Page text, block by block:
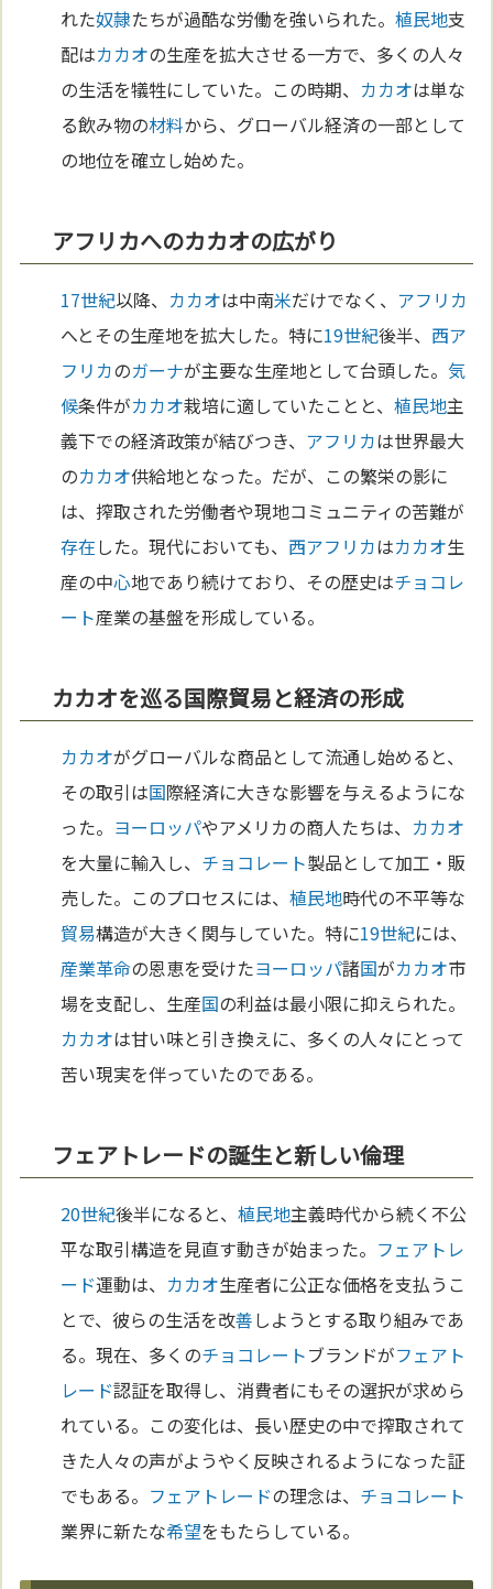
れた奴隷たちが過酷な労働を強いられた。植民地支
配はカカオの生産を拡大させる一方で、多くの人々
の生活を犠牲にしていた。この時期、 カカオは単な
る飲み物の材料から、グローバル経済の一部として
の地位を確立し始めた。
アフリカへのカカオの広がり
17世紀以降、 カカオは中南米だけでなく、 アフリカ
へとその生産地を拡大した。特に19世紀後半、 西ア
フリカのガーナが主要な生産地として台頭した。気
候条件がカカオ栽培に適していたことと、植民地主
義下での経済政策が結びつき、 アフリカは世界最大
のカカオ供給地となった。だが、この繁栄の影に
は、搾取された労働者や現地コミュニティの苦難が
存在した。現代においても、 西アフリカはカカオ生
産の中心地であり続けており、その歴史はチョコレ
ート産業の基盤を形成している。
カカオを巡る国際貿易と経済の形成
カカオがグローバルな商品として流通し始めると、
その取引は国際経済に大きな影響を与えるようにな
った。 ヨーロッパやアメリカの商人たちは、 カカオ
を大量に輸入し、 チョコレート製品として加工・販
売した。このプロセスには、植民地時代の不平等な
貿易構造が大きく関与していた。特に19世紀には、
産業革命の恩恵を受けたヨーロッパ諸国がカカオ市
場を支配し、生産国の利益は最小限に抑えられた。
カカオは甘い味と引き換えに、多くの人々にとって
苦い現実を伴っていたのである。
フェアトレードの誕生と新しい倫理
20世紀後半になると、植民地主義時代から続く不公
平な取引構造を見直す動きが始まった。 フェアトレ
ード運動は、 カカオ生産者に公正な価格を支払うこ
とで、彼らの生活を改善しようとする取り組みであ
る。現在、多くのチョコレートブランドがフェアト
レード認証を取得し、消費者にもその選択が求めら
れている。この変化は、長い歴史の中で搾取されて
きた人々の声がようやく反映されるようになった証
でもある。 フェアトレードの理念は、 チョコレート
業界に新たな希望をもたらしている。